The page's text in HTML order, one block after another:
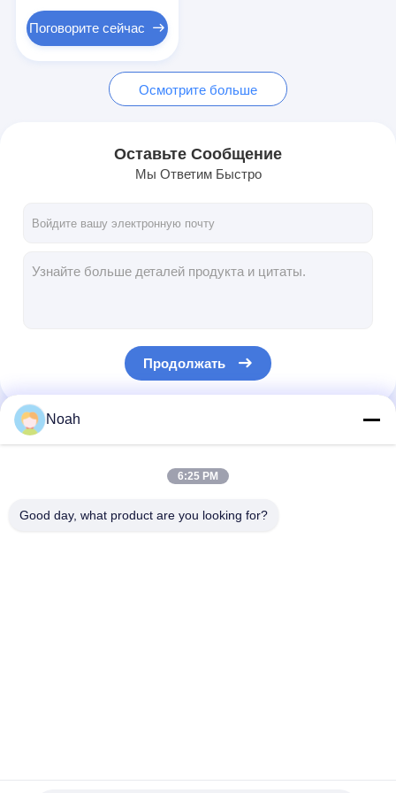
Электроды заварки пятна медные
Промышленный пружинный балансировщик
Сварочный аппарат пятна разряда конденсатора
Поговорите сейчас
Осмотрите больше
Оставьте Сообщение
Мы Ответим Быстро
Продолжать
Наши Категории
Noah
6:25 PM
Good day, what product are you looking for?